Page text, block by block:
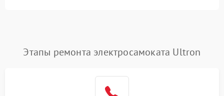
Этапы ремонта электросамоката Ultron